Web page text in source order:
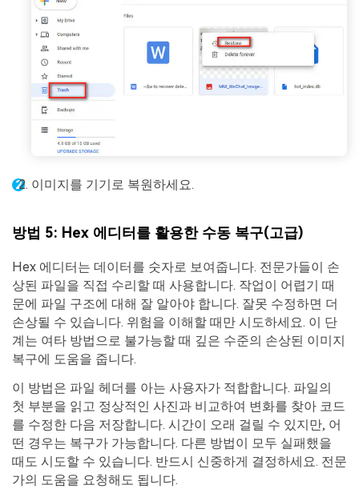
이미지를 기기로 복원하세요.
방법 5: Hex 에디터를 활용한 수동 복구(고급)
Hex 에디터는 데이터를 숫자로 보여줍니다. 전문가들이 손
상된 파일을 직접 수리할 때 사용합니다. 작업이 어렵기 때
문에 파일 구조에 대해 잘 알아야 합니다. 잘못 수정하면 더
손상될 수 있습니다. 위험을 이해할 때만 시도하세요. 이 단
계는 여타 방법으로 불가능할 때 깊은 수준의 손상된 이미지
복구에 도움을 줍니다.
이 방법은 파일 헤더를 아는 사용자가 적합합니다. 파일의
첫 부분을 읽고 정상적인 사진과 비교하여 변화를 찾아 코드
를 수정한 다음 저장합니다. 시간이 오래 걸릴 수 있지만, 어
떤 경우는 복구가 가능합니다. 다른 방법이 모두 실패했을
때도 시도할 수 있습니다. 반드시 신중하게 결정하세요. 전문
가의 도움을 요청해도 됩니다.